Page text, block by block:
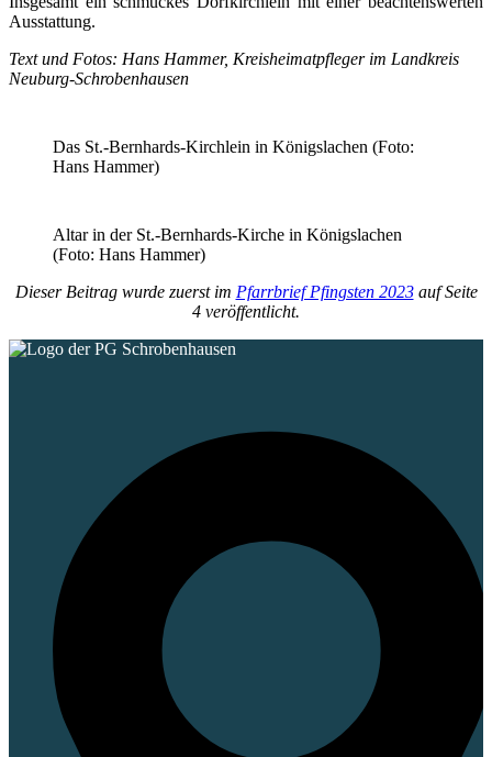
Ausstattung.
Text und Fotos: Hans Hammer, Kreisheimatpfleger im Landkreis
Neuburg-Schrobenhausen
Das St.-Bernhards-Kirchlein in Königslachen (Foto:
Hans Hammer)
Altar in der St.-Bernhards-Kirche in Königslachen
(Foto: Hans Hammer)
Dieser Beitrag wurde zuerst im Pfarrbrief Pfingsten 2023auf Seite
4 veröffentlicht.